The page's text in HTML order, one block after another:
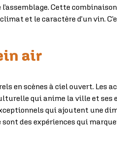
Cette
et le caractère d’un vin.
air
en scènes à ciel ouvert. Les
qui anime la ville et ses
qui ajoutent une
des expériences qui